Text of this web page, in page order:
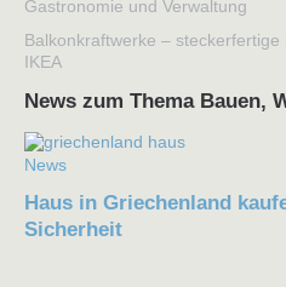
Gastronomie und Verwaltung
Balkonkraftwerke –
IKEA
News zum Thema Bauen,
News
Haus in Griechenland
Sicherheit